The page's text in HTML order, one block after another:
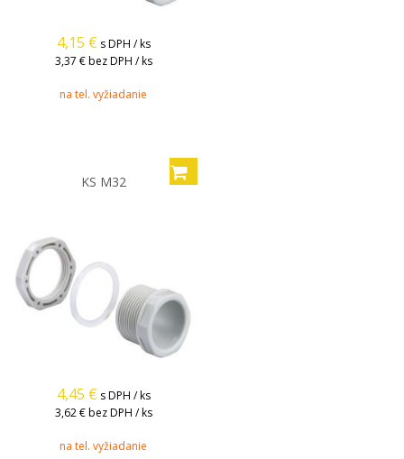
4,15 € s DPH / ks
3,37 € bez DPH / ks
na tel. vyžiadanie
KS M32
4,45 € s DPH / ks
3,62 € bez DPH / ks
na tel. vyžiadanie